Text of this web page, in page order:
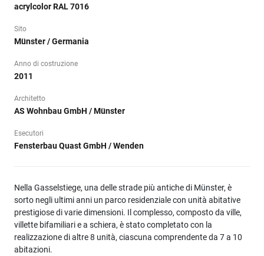
acrylcolor RAL 7016
Sito
Münster / Germania
Anno di costruzione
2011
Architetto
AS Wohnbau GmbH / Münster
Esecutori
Fensterbau Quast GmbH / Wenden
Nella Gasselstiege, una delle strade più antiche di Münster, è
sorto negli ultimi anni un parco residenziale con unità abitative
prestigiose di varie dimensioni. Il complesso, composto da ville,
villette bifamiliari e a schiera, è stato completato con la
realizzazione di altre 8 unità, ciascuna comprendente da 7 a 10
abitazioni.